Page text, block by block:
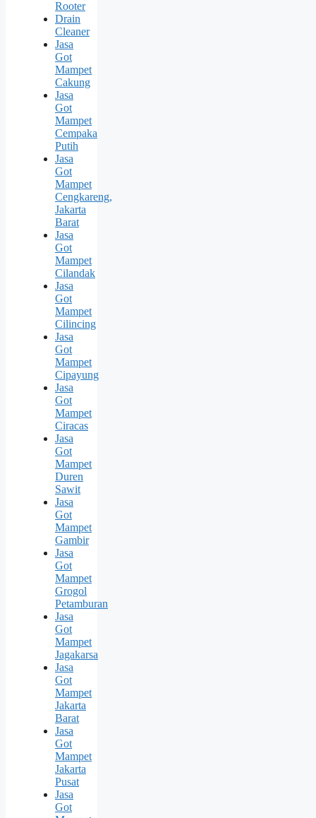
Rooter
Drain
Cleaner
Jasa
Got
Mampet
Cakung
Jasa
Got
Mampet
Cempaka
Putih
Jasa
Got
Mampet
Cengkareng,
Jakarta
Barat
Jasa
Got
Mampet
Cilandak
Jasa
Got
Mampet
Cilincing
Jasa
Got
Mampet
Cipayung
Jasa
Got
Mampet
Ciracas
Jasa
Got
Mampet
Duren
Sawit
Jasa
Got
Mampet
Gambir
Jasa
Got
Mampet
Grogol
Petamburan
Jasa
Got
Mampet
Jagakarsa
Jasa
Got
Mampet
Jakarta
Barat
Jasa
Got
Mampet
Jakarta
Pusat
Jasa
Got